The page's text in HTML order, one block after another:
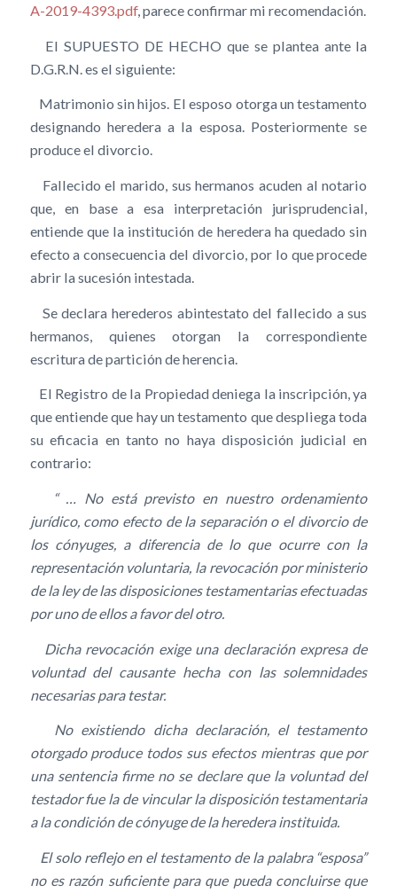
A-2019-4393.pdf, parece confirmar mi recomendación.
El SUPUESTO DE HECHO que se plantea ante la
D.G.R.N. es el siguiente:
Matrimonio sin hijos. El esposo otorga un testamento
designando heredera a la esposa. Posteriormente se
produce el divorcio.
Fallecido el marido, sus hermanos acuden al notario
que, en base a esa interpretación jurisprudencial,
entiende que la institución de heredera ha quedado sin
efecto a consecuencia del divorcio, por lo que procede
abrir la sucesión intestada.
Se declara herederos abintestato del fallecido a sus
hermanos, quienes otorgan la correspondiente
escritura de partición de herencia.
El Registro de la Propiedad deniega la inscripción, ya
que entiende que hay un testamento que despliega toda
su eficacia en tanto no haya disposición judicial en
contrario:
“ … No está previsto en nuestro ordenamiento
jurídico, como efecto de la separación o el divorcio de
los cónyuges, a diferencia de lo que ocurre con la
representación voluntaria, la revocación por ministerio
de la ley de las disposiciones testamentarias efectuadas
por uno de ellos a favor del otro.
Dicha revocación exige una declaración expresa de
voluntad del causante hecha con las solemnidades
necesarias para testar.
No existiendo dicha declaración, el testamento
otorgado produce todos sus efectos mientras que por
una sentencia firme no se declare que la voluntad del
testador fue la de vincular la disposición testamentaria
a la condición de cónyuge de la heredera instituida.
El solo reflejo en el testamento de la palabra “esposa”
no es razón suficiente para que pueda concluirse que